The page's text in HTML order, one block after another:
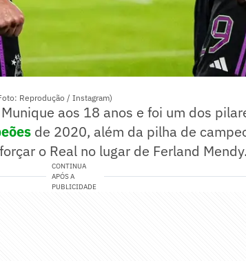
Reprodução / Instagram)
aos 18 anos e foi um dos
de 2020, além da pilha de
o Real no lugar de Ferland Mendy.
CONTINUA
APÓS A
PUBLICIDADE